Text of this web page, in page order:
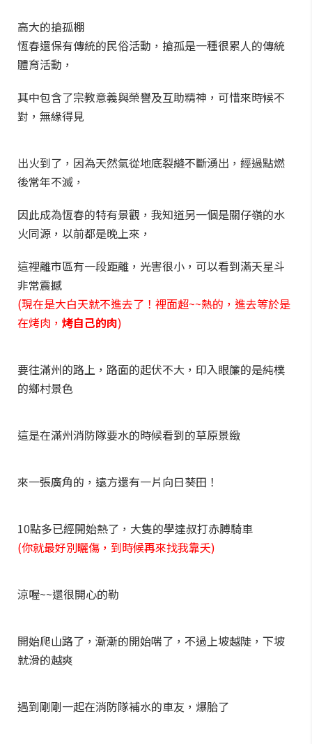
高大的搶孤棚
恆春還保有傳統的民俗活動，搶孤是一種很累人的傳統
體育活動，
其中包含了宗教意義與榮譽及互助精神，可惜來時候不
對，無緣得見
出火到了，因為天然氣從地底裂縫不斷湧出，經過點燃
後常年不滅，
因此成為恆春的特有景觀，我知道另一個是關仔嶺的水
火同源，以前都是晚上來，
這裡離市區有一段距離，光害很小，可以看到滿天星斗
非常震撼
(現在是大白天就不進去了！裡面超~~熱的，進去等於是
在烤肉， 烤自己的肉)
要往滿州的路上，路面的起伏不大，印入眼簾的是純樸
的鄉村景色
這是在滿州消防隊要水的時候看到的草原景緻
來一張廣角的，遠方還有一片向日葵田！
10點多已經開始熱了，大隻的學達叔打赤膊騎車
(你就最好別曬傷，到時候再來找我靠夭)
涼喔~~還很開心的勒
開始爬山路了，漸漸的開始喘了，不過上坡越陡，下坡
就滑的越爽
遇到剛剛一起在消防隊補水的車友，爆胎了